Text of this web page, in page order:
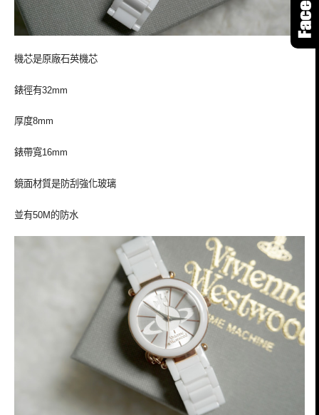
機芯是原廠石英機芯
錶徑有32mm
厚度8mm
錶帶寬16mm
鏡面材質是防刮強化玻璃
並有50M的防水